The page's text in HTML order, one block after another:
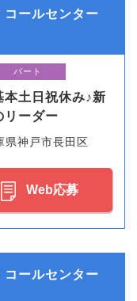
コールセンター
パート
本土日祝休み♪新
リーダー
県神戸市長田区
Web応募
コールセンター